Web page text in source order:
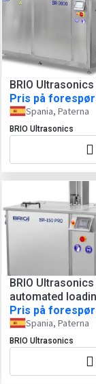
BRIO
Pris på
Spania, Paterna
BRIO Ultrasonics
BRIO
automated
Pris på
Spania, Paterna
BRIO Ultrasonics